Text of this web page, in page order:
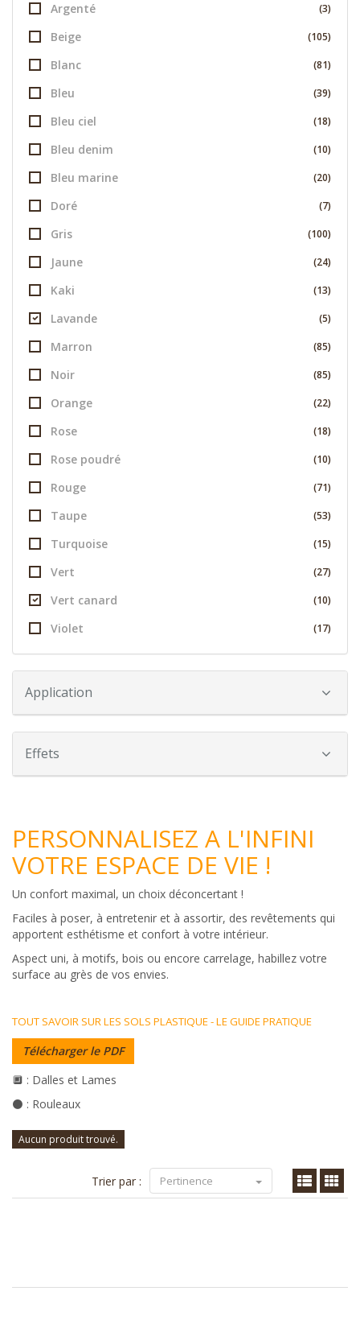
Argenté (3)
Beige (105)
Blanc (81)
Bleu (39)
Bleu ciel (18)
Bleu denim (10)
Bleu marine (20)
Doré (7)
Gris (100)
Jaune (24)
Kaki (13)
Lavande (5)
Marron (85)
Noir (85)
Orange (22)
Rose (18)
Rose poudré (10)
Rouge (71)
Taupe (53)
Turquoise (15)
Vert (27)
Vert canard (10)
Violet (17)
Application
Effets
PERSONNALISEZ A L'INFINI
VOTRE ESPACE DE VIE !
Un confort maximal, un choix déconcertant !
Faciles à poser, à entretenir et à assortir, des revêtements qui
apportent esthétisme et confort à votre intérieur.
Aspect uni, à motifs, bois ou encore carrelage, habillez votre
surface au grès de vos envies.
TOUT SAVOIR SUR LES SOLS PLASTIQUE - LE GUIDE PRATIQUE
Télécharger le PDF
🔲 : Dalles et Lames
⚫ : Rouleaux
Aucun produit trouvé.
Trier par : Pertinence